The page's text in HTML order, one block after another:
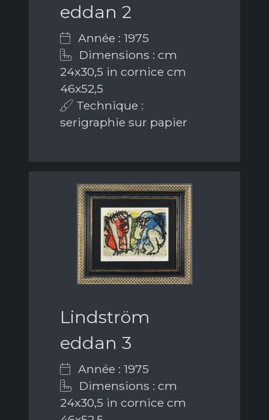
eddan 2
Année : 1975
Dimensions : cm
24x30,5 in cornice cm
46x52,5
Technique :
serigraphie sur papier
Lindström
eddan 3
Année : 1975
Dimensions : cm
24x30,5 in cornice cm